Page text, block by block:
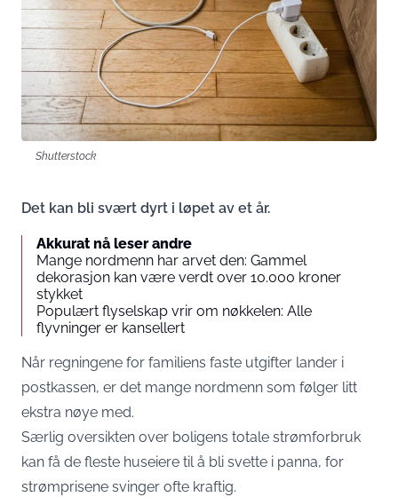
Shutterstock
Det kan bli svært dyrt i løpet av et år.
Akkurat nå leser andre
Mange nordmenn har arvet den: Gammel
dekorasjon kan være verdt over 10.000 kroner
stykket
Populært flyselskap vrir om nøkkelen: Alle
flyvninger er kansellert
Når regningene for familiens faste utgifter lander i
postkassen, er det mange nordmenn som følger litt
ekstra nøye med.
Særlig oversikten over boligens totale strømforbruk
kan få de fleste huseiere til å bli svette i panna, for
strømprisene svinger ofte kraftig.